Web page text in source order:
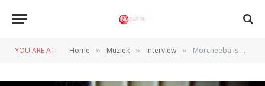
YOU ARE AT: Home » Muziek » Interview » Morcheeba is weer totaal vernieuwend